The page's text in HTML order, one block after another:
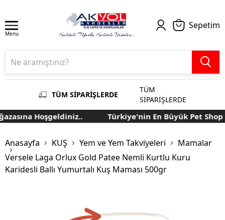
Menu
Sepetim
TÜM SİPARİŞLERDE
TÜM
SİPARİŞLERDE
Hoşgeldiniz.. Türkiye'nin En Büyük Pet Shop
Anasayfa KUŞ Yem ve Yem Takviyeleri
Mamalar
Versele Laga Orlux Gold Patee Nemli Kurtlu Kuru
Karidesli Ballı Yumurtalı Kuş Maması 500gr